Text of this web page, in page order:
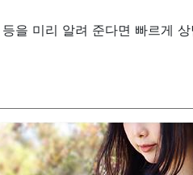
을 미리 알려 준다면 빠르게